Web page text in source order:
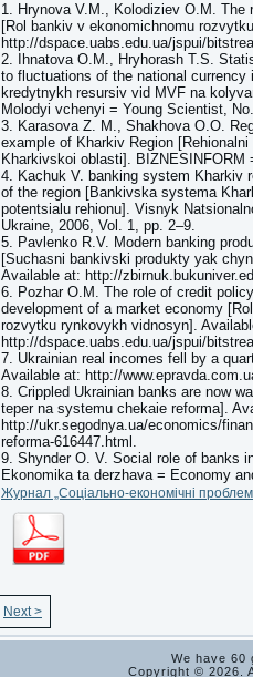
1. Hrynova V.M., Kolodiziev O.M. The
[Rol bankiv v ekonomichnomu
http://dspace.uabs.edu.ua/jspui/
2. Ihnatova O.M., Hryhorash T.S.
to fluctuations of the national
kredytnykh resursiv vid MVF na
Molodyi vchenyi = Young Scientist,
3. Karasova Z. M., Shakhova O.O.
example of Kharkiv Region
Kharkivskoi oblasti].
4. Kachuk V. banking system Kharkiv
of the region [Bankivska systema
potentsialu rehionu]. Visnyk
Ukraine, 2006, Vol. 1, pp. 2–9.
5. Pavlenko R.V. Modern banking
[Suchasni bankivski produkty yak
Available at: http://
6. Pozhar O.M. The role of credit
development of a market economy
rozvytku rynkovykh vidnosyn].
http://dspace.uabs.edu.ua/jspui/
7. Ukrainian real incomes fell by a
Available at: http://
8. Crippled Ukrainian banks are now
teper na systemu chekaie reforma].
http://ukr.segodnya.ua/economics/
reforma-616447.html.
9. Shynder O. V. Social role of banks
Ekonomika ta derzhava = Economy
Журнал „Соціально-економічні
Next >
We have 60
Copyright © 2026.